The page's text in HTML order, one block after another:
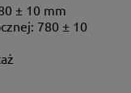
± 10 mm
780 ± 10